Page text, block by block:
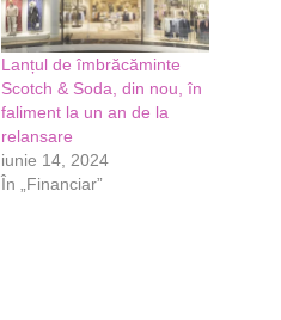
Lanțul de îmbrăcăminte
Scotch & Soda, din nou, în
faliment la un an de la
relansare
iunie 14, 2024
În „Financiar”